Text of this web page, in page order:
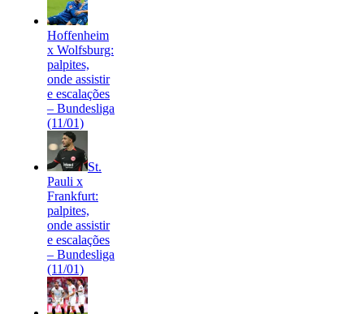
Hoffenheim
x Wolfsburg:
palpites,
onde assistir
e escalações
– Bundesliga
(11/01)
St.
Pauli x
Frankfurt:
palpites,
onde assistir
e escalações
– Bundesliga
(11/01)